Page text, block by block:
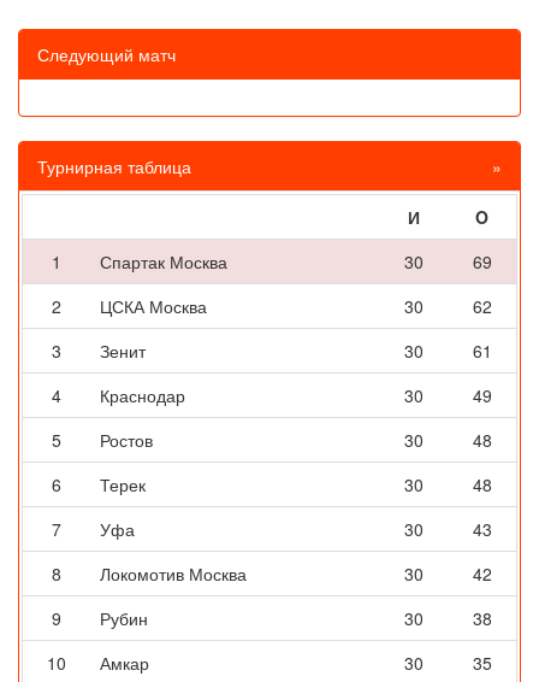
Следующий матч
Турнирная таблица »
И
O
1
Спартак Москва 30
69
2
ЦСКА Москва 30
62
3
Зенит 30
61
4
Краснодар 30
49
5
Ростов 30
48
6
Терек 30
48
7
Уфа 30
43
8
Локомотив Москва 30
42
9
Рубин 30
38
10
Амкар 30
35